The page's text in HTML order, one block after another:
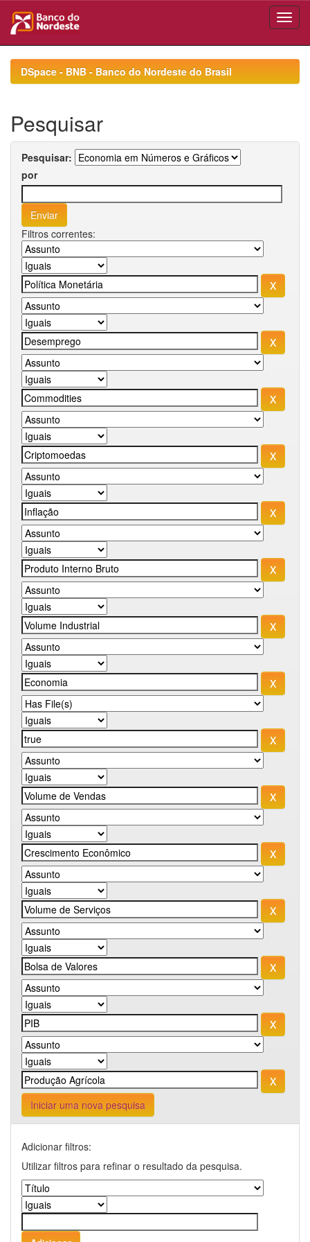
navigationDSpace - BNB - Banco do Nordeste do Brasil
Pesquisar
Pesquisar:
por
Filtros correntes:
Iniciar uma nova pesquisa
Adicionar filtros:
Utilizar filtros para refinar o resultado da pesquisa.